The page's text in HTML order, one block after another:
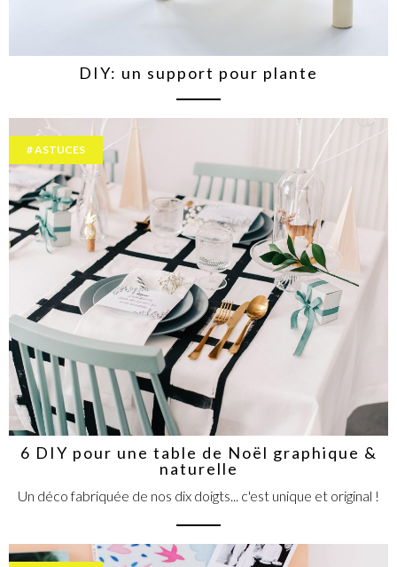
DIY: un support pour plante
ASTUCES
6 DIY pour une table de Noël graphique &
naturelle
Un déco fabriquée de nos dix doigts... c'est unique et original !